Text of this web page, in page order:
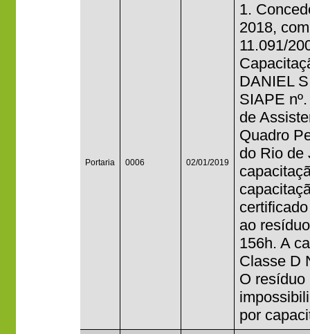
Portaria 0006 02/01/2019
1.
2018,
11.091/
DANIEL
SIAPE
de
Quadro
do Rio de
ao
156h. A
Classe D
O resíduo
por